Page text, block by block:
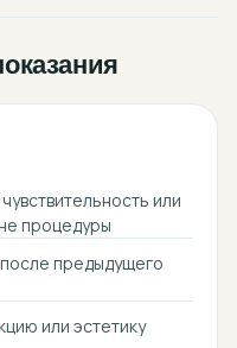
или
процедуры
предыдущего
или эстетику